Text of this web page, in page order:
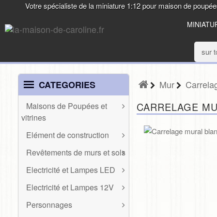
Votre spécialiste de la miniature 1:12 pour maison de
CATEGORIES
Maisons de Poupées et
vitrines
MAISONS DE
POUPÉES ET
VITRINES
roulotte, véranda
Maisons de poupées
Présentoirs
Elément de construction
ELÉMENT DE
CONSTRUCTION
Baguettes et frises
Divers
Fenêtres, garde-corps
Revêtements de murs et sols
REVÊTEMENTS
DE MURS ET
SOLS
Electricité et Lampes LED
ELECTRICITÉ ET
LAMPES LED
Appliques LED
Electricité et Lampes 12V
ELECTRICITÉ ET
LAMPES 12V
Personnages
PERSONNAGES
Mur
CARRELAGE